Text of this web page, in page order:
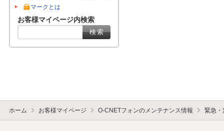
マークとは
お客様マイページ内検索
ホーム お客様マイページ O-CNETフォンのメンテナンス情報 緊急・